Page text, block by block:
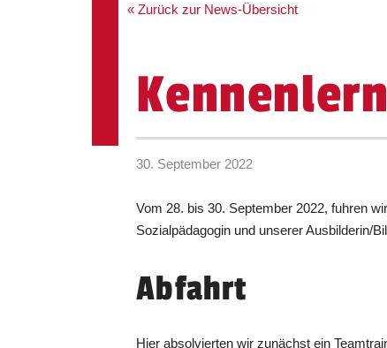
« Zurück zur News-Übersicht
30. September 2022
Vom 28. bis 30. September 2022, fuhren
Sozialpädagogin und unserer Ausbilderin/
Abfahrt
Hier absolvierten wir zunächst ein